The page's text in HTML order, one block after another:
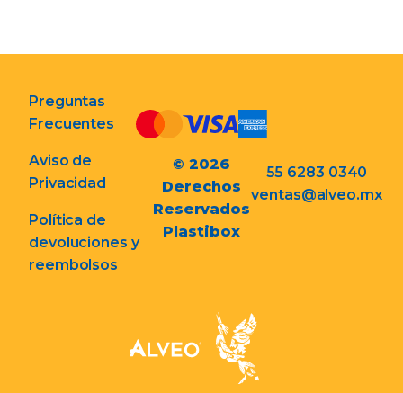
Preguntas
Frecuentes
Aviso de
Privacidad
Política de
devoluciones y
reembolsos
© 2026
Derechos
Reservados
Plastibox
55 6283 0340
ventas@alveo.mx